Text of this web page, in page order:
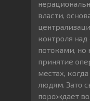
власти,
контроля
потоками, но
принятие
местах,
людям. Зато
порождает